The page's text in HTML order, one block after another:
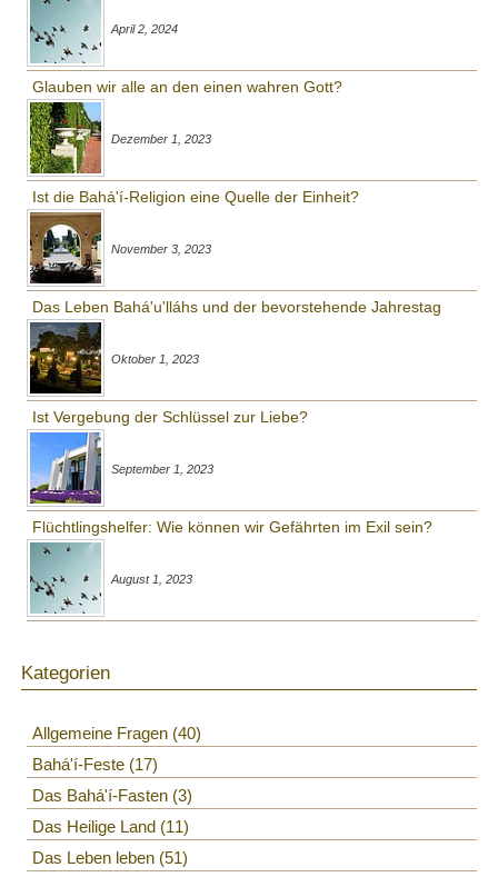
April 2, 2024
Glauben wir alle an den einen wahren Gott?
Dezember 1, 2023
Ist die Bahá'í-Religion eine Quelle der Einheit?
November 3, 2023
Das Leben Bahá'u'lláhs und der bevorstehende Jahrestag
Oktober 1, 2023
Ist Vergebung der Schlüssel zur Liebe?
September 1, 2023
Flüchtlingshelfer: Wie können wir Gefährten im Exil sein?
August 1, 2023
Kategorien
Allgemeine Fragen 40
Bahá'í-Feste 17
Das Bahá'í-Fasten 3
Das Heilige Land 11
Das Leben leben 51